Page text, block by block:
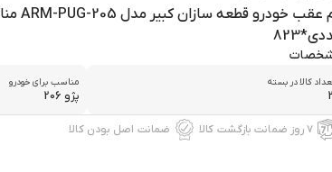
کالا در بسته مناسب برای خودرو
پژو 206
۷ روز ضمانت بازگشت کالا ضمانت اصل بودن کالا